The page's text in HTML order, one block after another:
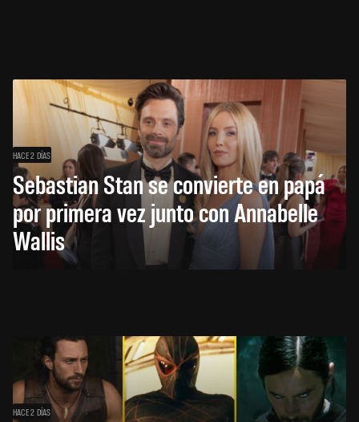
HACE 2 DÍAS
Sebastian Stan se convierte en papá
por primera vez junto con Annabelle
Wallis
HACE 2 DÍAS